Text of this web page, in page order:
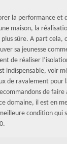
la performance et
maison, la
plus sûre. A part cela,
sa jeunesse
de réaliser
indispensable, voir
de ravalement pour
de
domaine, il est en
condition qui